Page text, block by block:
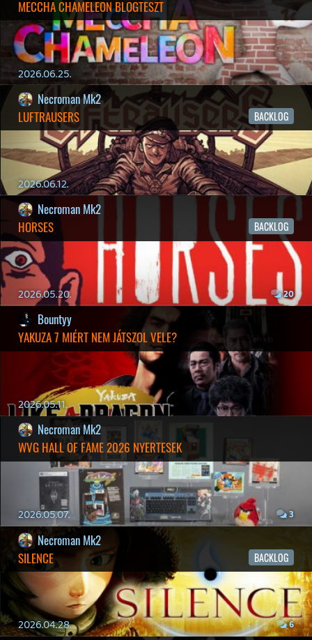
2026.04.03.
Necroman Mk2
MY FRIEND PEPPA PIG
BACKLOG
2026.03.29. 2
liquid
MINDEN IDŐK LEGJOBB INTRÓI #2
2026.03.27. 1
liquid
MINDEN IDŐK LEGJOBB INTRÓI #1
2026.03.15. 1
Necroman Mk2
HIGHGUARD - NECRO'S LOG
2026.03.13. 4
19 éve videójáték minden nap! Copyright 365 Media Kft